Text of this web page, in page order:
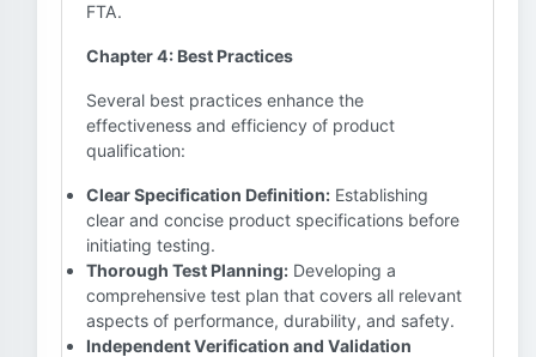
FTA.
Chapter 4: Best Practices
Several best practices enhance the
effectiveness and efficiency of product
qualification:
Clear Specification Definition: Establishing
clear and concise product specifications before
initiating testing.
Thorough Test Planning: Developing a
comprehensive test plan that covers all relevant
aspects of performance, durability, and safety.
Independent Verification and Validation